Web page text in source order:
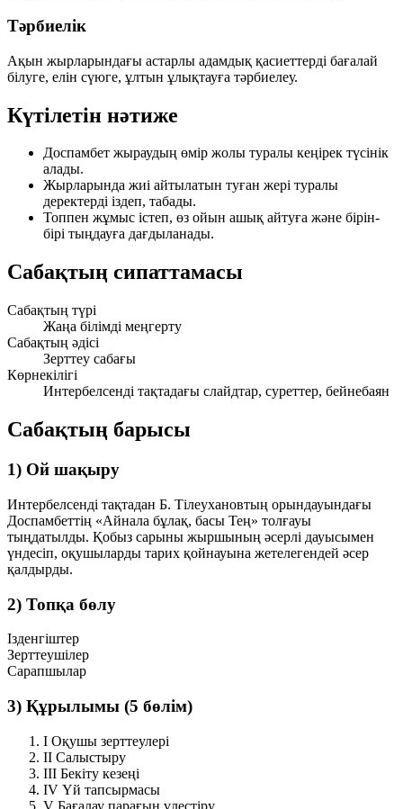
Тәрбиелік
Ақын жырларындағы астарлы адамдық қасиеттерді бағалай
білуге, елін сүюге, ұлтын ұлықтауға тәрбиелеу.
Күтілетін нәтиже
Доспамбет жыраудың өмір жолы туралы кеңірек түсінік
алады.
Жырларында жиі айтылатын туған жері туралы
деректерді іздеп, табады.
Топпен жұмыс істеп, өз ойын ашық айтуға және бірін-
бірі тыңдауға дағдыланады.
Сабақтың сипаттамасы
Сабақтың түрі
Жаңа білімді меңгерту
Сабақтың әдісі
Зерттеу сабағы
Көрнекілігі
Интербелсенді тақтадағы слайдтар, суреттер, бейнебаян
Сабақтың барысы
1) Ой шақыру
Интербелсенді тақтадан Б. Тілеухановтың орындауындағы
Доспамбеттің «Айнала бұлақ, басы Тең» толғауы
тыңдатылды. Қобыз сарыны жыршының әсерлі дауысымен
үндесіп, оқушыларды тарих қойнауына жетелегендей әсер
қалдырды.
2) Топқа бөлу
Ізденгіштер
Зерттеушілер
Сарапшылар
3) Құрылымы (5 бөлім)
I Оқушы зерттеулері
II Салыстыру
III Бекіту кезеңі
IV Үй тапсырмасы
V Бағалау парағын үлестіру